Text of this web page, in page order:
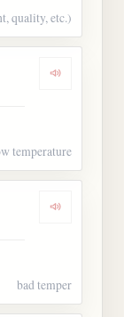
quality, etc.)
Dengarkan
temperature
Dengarkan
bad temper